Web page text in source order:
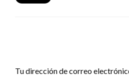
Tu dirección de correo